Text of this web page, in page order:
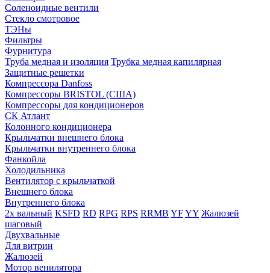
Соленоидные вентили
Стекло смотровое
ТЭНы
Фильтры
Фурнитура
Труба медная и изоляция Трубка медная капилярная
Защитные решетки
Компрессора Danfoss
Компрессоры BRISTOL (США)
Компрессоры для кондиционеров
СК Атлант
Колонного кондиционера
Крыльчатки внешнего блока
Крыльчатки внутреннего блока
Фанкойла
Холодильника
Вентилятор с крыльчаткой
Внешнего блока
Внутреннего блока
2х вальный KSFD RD RPG RPS RRMB YFYY Жалюзей
шаговый
Двухвальные
Для витрин
Жалюзей
Мотор венилятора